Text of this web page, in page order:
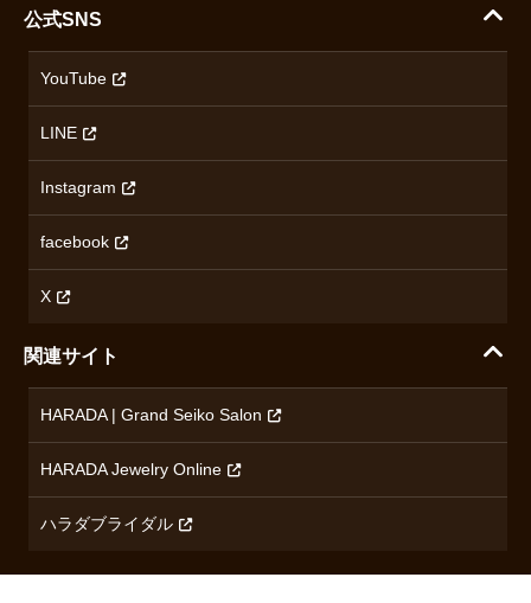
配送・送料について
ハラダの保証とアフターサービス
セイコー
カシオ
ミナセ
オリエントスター
ロンジン
チューダー
ブランド一覧を見る
沿革
プライバシーポリシー
無断転載・商用利用について
コンテンツ制作ポリシーおよび生成AIの利用指針
公式SNS
YouTube
LINE
Instagram
facebook
X
関連サイト
HARADA | Grand Seiko Salon
HARADA Jewelry Online
ハラダブライダル